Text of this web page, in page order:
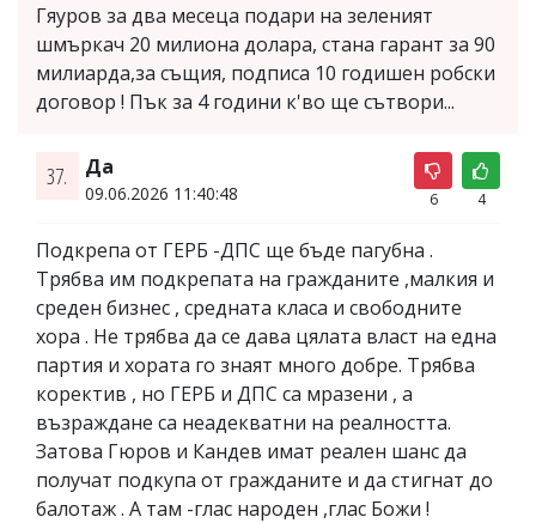
Гяуров за два месеца подари на зеленият
шмъркач 20 милиона долара, стана гарант за 90
милиарда,за същия, подписа 10 годишен робски
договор ! Пък за 4 години к'во ще сътвори...
37. Да
09.06.2026 11:40:48 6 4
Подкрепа от ГЕРБ -ДПС ще бъде пагубна .
Трябва им подкрепата на гражданите ,малкия и
среден бизнес , средната класа и свободните
хора . Не трябва да се дава цялата власт на една
партия и хората го знаят много добре. Трябва
коректив , но ГЕРБ и ДПС са мразени , а
възраждане са неадекватни на реалността.
Затова Гюров и Кандев имат реален шанс да
получат подкупа от гражданите и да стигнат до
балотаж . А там -глас народен ,глас Божи !